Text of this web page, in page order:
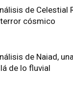
de Celestial
cósmico
de Naiad,
de lo fluvial